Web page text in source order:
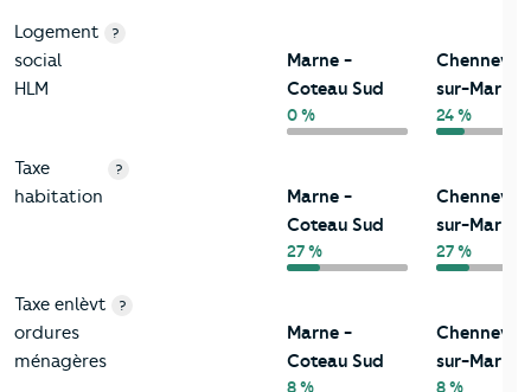
Logement
social
HLM
?
Marne -
Coteau Sud
0 %
sur-Marne
24 %
Taxe
habitation
?
Marne -
Coteau Sud
27 %
sur-Marne
27 %
Taxe enlèvt
ordures
ménagères
?
Marne -
Coteau Sud
8 %
sur-Marne
8 %